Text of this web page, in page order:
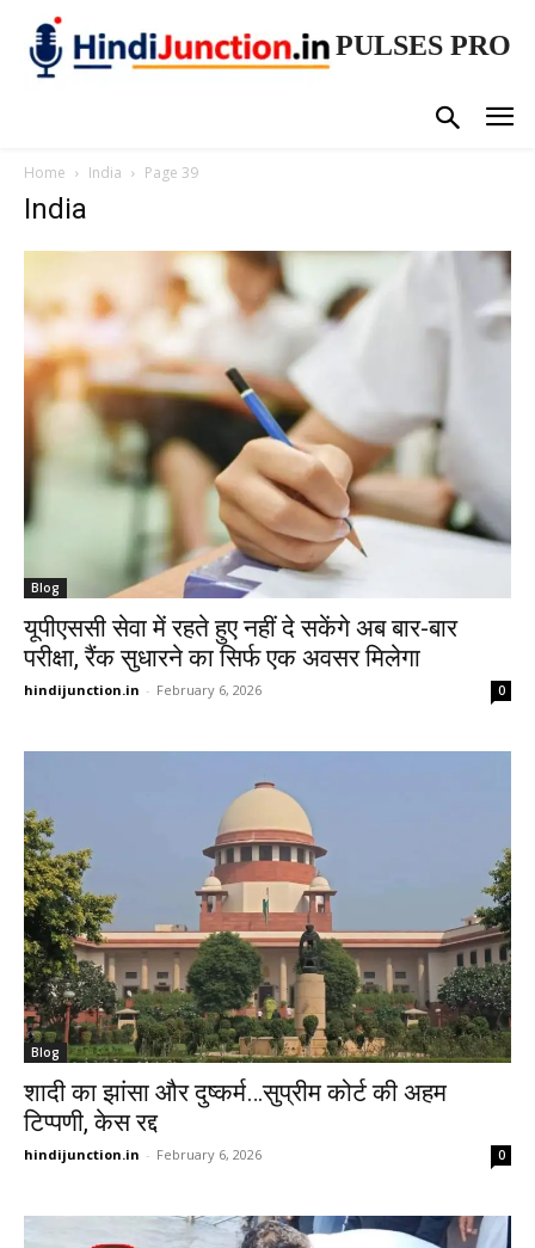
PULSES PRO
Home India Page 39
India
Blog
यूपीएससी सेवा में रहते हुए नहीं दे सकेंगे अब बार-बार
परीक्षा, रैंक सुधारने का सिर्फ एक अवसर मिलेगा
hindijunction.in - February 6, 2026 0
Blog
शादी का झांसा और दुष्कर्म…सुप्रीम कोर्ट की अहम
टिप्पणी, केस रद्द
hindijunction.in - February 6, 2026 0